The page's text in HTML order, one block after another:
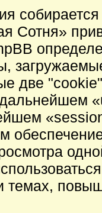
Сотня»
две
темах,